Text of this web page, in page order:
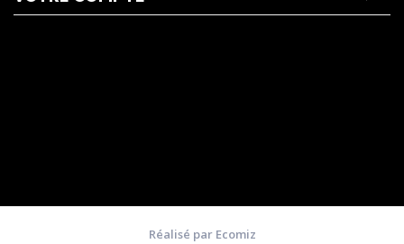
Réalisé par Ecomiz